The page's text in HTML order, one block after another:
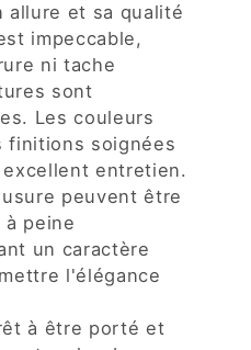
allure et sa qualité
impeccable,
ni tache
sont
Les couleurs
finitions soignées
entretien.
peuvent être
peine
un caractère
l'élégance
à être porté et